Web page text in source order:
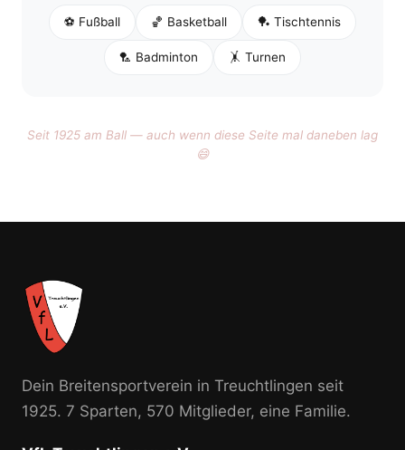
⚽ Fußball 🏀 Basketball 🏓 Tischtennis
🏸 Badminton 🤸 Turnen
Seit 1925 am Ball — auch wenn diese Seite mal daneben lag
😄
Dein Breitensportverein in Treuchtlingen seit
1925. 7 Sparten, 570 Mitglieder, eine Familie.